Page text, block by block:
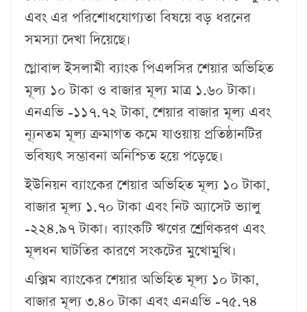
এবং এর পরিশোধযোগ্যতা বিষয়ে বড় ধরনের
সমস্যা দেখা দিয়েছে।
গ্লোবাল ইসলামী ব্যাংক পিএলসির শেয়ার অভিহিত
মূল্য ১০ টাকা ও বাজার মূল্য মাত্র ১.৬০ টাকা।
এনএভি -১১৭.৭২ টাকা, শেয়ার বাজার মূল্য এবং
ন্যূনতম মূল্য ক্রমাগত কমে যাওয়ায় প্রতিষ্ঠানটির
ভবিষ্যৎ সম্ভাবনা অনিশ্চিত হয়ে পড়েছে।
ইউনিয়ন ব্যাংকের শেয়ার অভিহিত মূল্য ১০ টাকা,
বাজার মূল্য ১.৭০ টাকা এবং নিট অ্যাসেট ভ্যালু
-২২৪.৯৭ টাকা। ব্যাংকটি ঋণের শ্রেণিকরণ এবং
মূলধন ঘাটতির কারণে সংকটের মুখোমুখি।
এক্সিম ব্যাংকের শেয়ার অভিহিত মূল্য ১০ টাকা,
বাজার মূল্য ৩.৪০ টাকা এবং এনএভি -৭৫.৭৪